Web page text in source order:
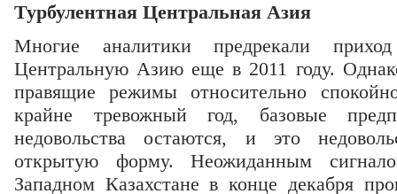
Турбулентная Центральная Азия
Многие аналитики предрекали
Центральную Азию еще в 2011 году.
правящие режимы относительно
крайне тревожный год, базовые
недовольства остаются, и это
открытую форму. Неожиданным
Западном Казахстане в конце декабря